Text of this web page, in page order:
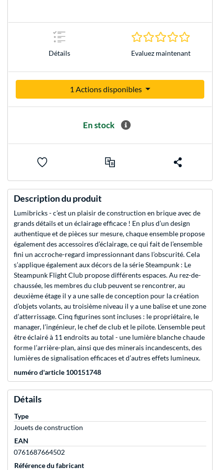
Détails Evaluez maintenant
1 Actions disponibles
En stock
Description du produit
Lumibricks - c’est un plaisir de construction en brique avec de
grands détails et un éclairage efficace ! En plus d’un design
authentique et de pièces sur mesure, chaque ensemble propose
également des accessoires d’éclairage, ce qui fait de l’ensemble
fini un accroche-regard impressionnant dans l’obscurité. Cela
s’applique également aux décors de la série Steampunk : Le
Steampunk Flight Club propose différents espaces. Au rez-de-
chaussée, les membres du club peuvent se rencontrer, au
deuxième étage il y a une salle de conception pour la création
d’objets volants, au troisième niveau il y a une balise et une zone
d’atterrissage. Cinq figurines sont incluses : le propriétaire, le
manager, l’ingénieur, le chef de club et le pilote. L’ensemble peut
être éclairé à 11 endroits au total - une lumière blanche chaude
forme l’arrière-plan, ainsi que des minerais incandescents, des
lumières de signalisation efficaces et d’autres effets lumineux.
numéro d'article 100151748
Détails
Type
Jouets de construction
EAN
0761687664502
Référence du fabricant